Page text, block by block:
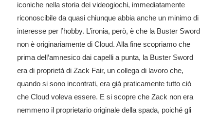
iconiche nella storia dei videogiochi, immediatamente
riconoscibile da quasi chiunque abbia anche un minimo di
interesse per l’hobby. L’ironia, però, è che la Buster Sword
non è originariamente di Cloud. Alla fine scopriamo che
prima dell’amnesico dai capelli a punta, la Buster Sword
era di proprietà di Zack Fair, un collega di lavoro che,
quando si sono incontrati, era già praticamente tutto ciò
che Cloud voleva essere. E si scopre che Zack non era
nemmeno il proprietario originale della spada, poiché gli